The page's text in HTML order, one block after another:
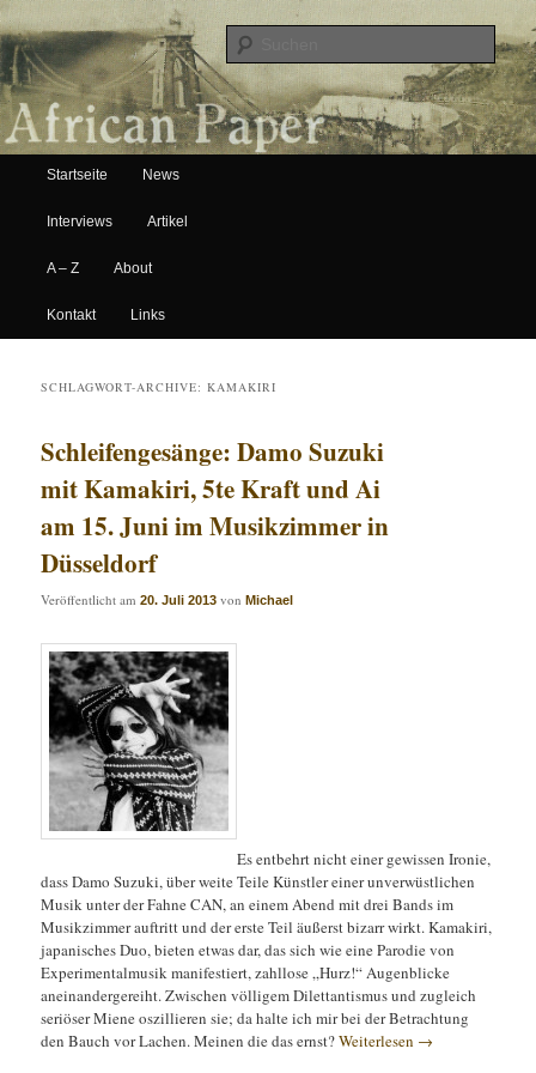
African Paper
Hauptmenü
Zum Inhalt wechseln
Zum sekundären Inhalt wechseln
Startseite News
Interviews Artikel
A – Z About
Kontakt Links
SCHLAGWORT-ARCHIVE:KAMAKIRI
Schleifengesänge: Damo Suzuki
mit Kamakiri, 5te Kraft und Ai
am 15. Juni im Musikzimmer in
Düsseldorf
Veröffentlicht am20. Juli 2013 vonMichael
Es entbehrt nicht einer gewissen Ironie,
dass Damo Suzuki, über weite Teile Künstler einer unverwüstlichen
Musik unter der Fahne CAN, an einem Abend mit drei Bands im
Musikzimmer auftritt und der erste Teil äußerst bizarr wirkt. Kamakiri,
japanisches Duo, bieten etwas dar, das sich wie eine Parodie von
Experimentalmusik manifestiert, zahllose „Hurz!“ Augenblicke
aneinandergereiht. Zwischen völligem Dilettantismus und zugleich
seriöser Miene oszillieren sie; da halte ich mir bei der Betrachtung
den Bauch vor Lachen. Meinen die das ernst?Weiterlesen →